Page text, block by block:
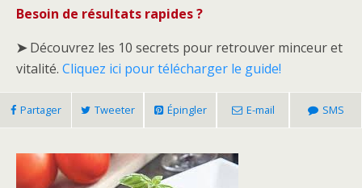
Besoin de résultats rapides ?
➤Découvrez les 10 secrets pour retrouver minceur et
vitalité. Cliquez ici pour télécharger le guide!
Partager Tweeter Épingler E-mail SMS